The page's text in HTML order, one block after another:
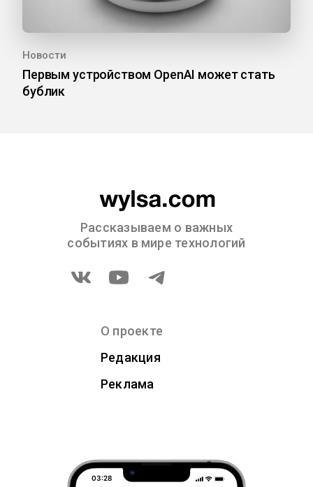
Новости
Первым устройством OpenAI может стать
бублик
Рассказываем о важных
событиях в мире технологий
О проекте
Редакция
Реклама
03:28